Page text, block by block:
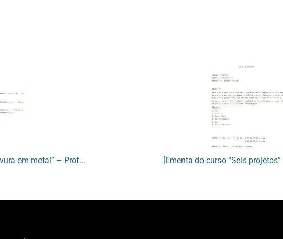
[Ementa do curso “Oficina de Gravura em metal” – Professora Malu Fatorelli]